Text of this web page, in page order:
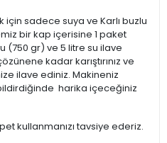
için sadece suya ve Karlı buzlu
bir kap içerisine 1 paket
(750 gr) ve 5 litre su ilave
kadar karıştırınız ve
ilave ediniz. Makineniz
harika içeceğiniz
kullanmanızı tavsiye ederiz.